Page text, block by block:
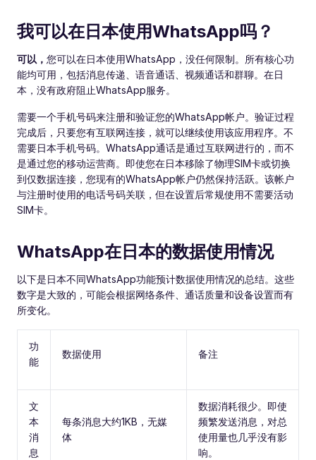
我可以在日本使用WhatsApp吗？
可以， 您可以在日本使用WhatsApp，没任何限制。所有核心功
能均可用，包括消息传递、语音通话、视频通话和群聊。在日
本，没有政府阻止WhatsApp服务。
需要一个手机号码来注册和验证您的WhatsApp帐户。验证过程
完成后，只要您有互联网连接，就可以继续使用该应用程序。不
需要日本手机号码。WhatsApp通话是通过互联网进行的，而不
是通过您的移动运营商。即使您在日本移除了物理SIM卡或切换
到仅数据连接，您现有的WhatsApp帐户仍然保持活跃。该帐户
与注册时使用的电话号码关联，但在设置后常规使用不需要活动
SIM卡。
WhatsApp在日本的数据使用情况
以下是日本不同WhatsApp功能预计数据使用情况的总结。这些
数字是大致的，可能会根据网络条件、通话质量和设备设置而有
所变化。
功
能
数据使用 备注
文
本
消
息
每条消息大约1KB，无媒
体
数据消耗很少。即使
频繁发送消息，对总
使用量也几乎没有影
响。